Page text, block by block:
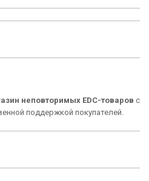
неповторимых EDC-товаров с
поддержкой покупателей.